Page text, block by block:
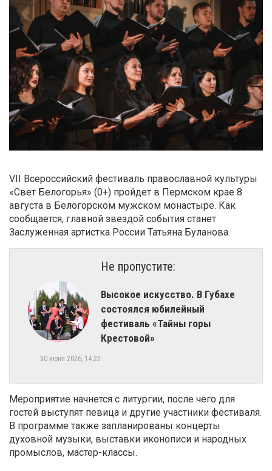
VII Всероссийский фестиваль православной культуры
«Свет Белогорья» (0+) пройдет в Пермском крае 8
августа в Белогорском мужском монастыре. Как
сообщается, главной звездой события станет
Заслуженная артистка России Татьяна Буланова.
Не пропустите:
Высокое искусство. В Губахе
состоялся юбилейный
фестиваль «Тайны горы
Крестовой»
30 июня 2026, 14:22
Мероприятие начнется с литургии, после чего для
гостей выступят певица и другие участники фестиваля.
В программе также запланированы концерты
духовной музыки, выставки иконописи и народных
промыслов, мастер-классы.